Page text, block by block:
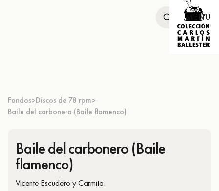
MENU
Fondos>Discos de 78 rpm>
Baile del carbonero (Baile flamenco)
Baile del carbonero (Baile
flamenco)
Vicente Escudero y Carmita